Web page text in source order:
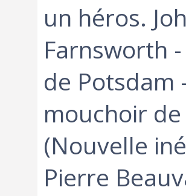
un héros.
Farnsworth
de Potsdam
mouchoir
(Nouvelle
Pierre